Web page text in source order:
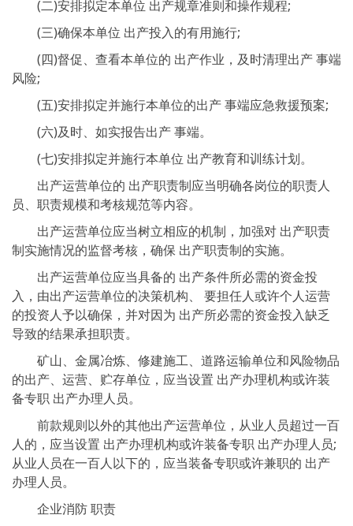
(二)安排拟定本单位 出产规章准则和操作规程;
(三)确保本单位 出产投入的有用施行;
(四)督促、查看本单位的 出产作业，及时清理出产 事端
风险;
(五)安排拟定并施行本单位的出产 事端应急救援预案;
(六)及时、如实报告出产 事端。
(七)安排拟定并施行本单位 出产教育和训练计划。
出产运营单位的 出产职责制应当明确各岗位的职责人
员、职责规模和考核规范等内容。
出产运营单位应当树立相应的机制，加强对 出产职责
制实施情况的监督考核，确保 出产职责制的实施。
出产运营单位应当具备的 出产条件所必需的资金投
入，由出产运营单位的决策机构、 要担任人或许个人运营
的投资人予以确保，并对因为 出产所必需的资金投入缺乏
导致的结果承担职责。
矿山、金属冶炼、修建施工、道路运输单位和风险物品
的出产、运营、贮存单位，应当设置 出产办理机构或许装
备专职 出产办理人员。
前款规则以外的其他出产运营单位，从业人员超过一百
人的，应当设置 出产办理机构或许装备专职 出产办理人员;
从业人员在一百人以下的，应当装备专职或许兼职的 出产
办理人员。
企业消防 职责